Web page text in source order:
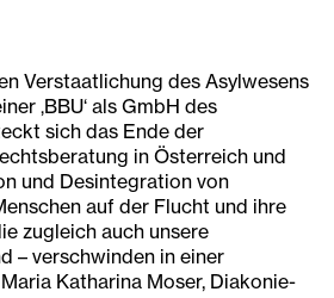
Verstaatlichung des Asylwesens
‚BBU‘ als GmbH des
sich das Ende der
in Österreich und
und Desintegration von
auf der Flucht und ihre
zugleich auch unsere
– verschwinden in einer
Katharina Moser, Diakonie-